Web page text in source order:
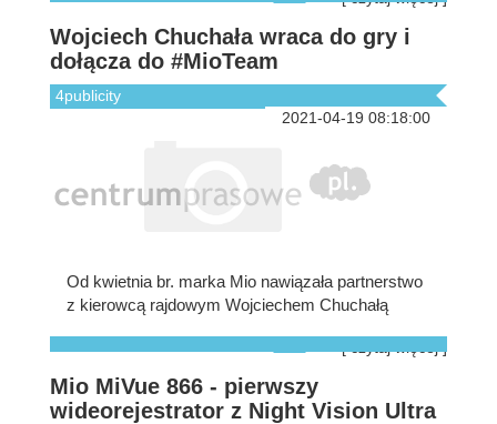
Wojciech Chuchała wraca do gry i
dołącza do #MioTeam
4publicity
2021-04-19 08:18:00
Od kwietnia br. marka Mio nawiązała partnerstwo
z kierowcą rajdowym Wojciechem Chuchałą
Mio MiVue 866 - pierwszy
wideorejestrator z Night Vision Ultra